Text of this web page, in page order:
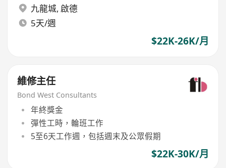
九龍城, 啟德
5天/週
$22K-26K/月
維修主任
Bond West Consultants
年終獎金
彈性工時，輪班工作
5至6天工作週，包括週末及公眾假期
$22K-30K/月